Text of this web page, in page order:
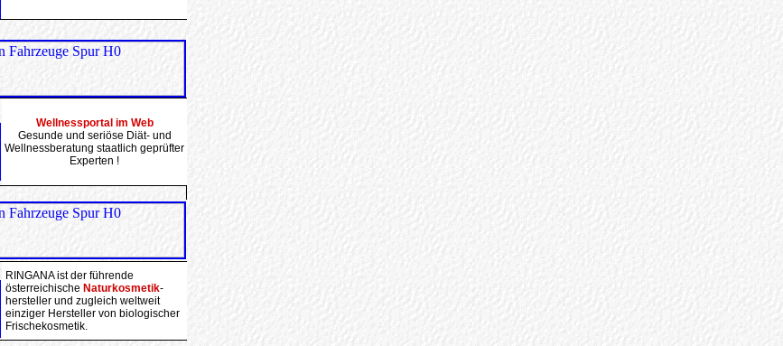
Wellnessportal im Web
Gesunde und seriöse Diät- und
Wellnessberatung staatlich geprüfter
Experten !
RINGANA ist der führende
österreichische Naturkosmetik-
hersteller und zugleich weltweit
einziger Hersteller von biologischer
Frischekosmetik.